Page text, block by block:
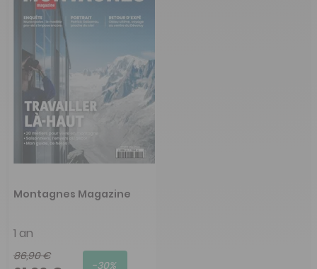
Montagnes Magazine
1 an
86,90 €
-30%